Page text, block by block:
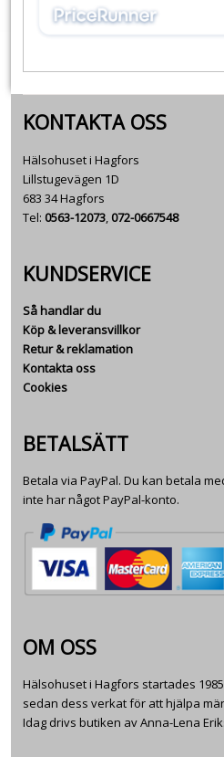
KONTAKTA OSS
Hälsohuset i Hagfors
Lillstugevägen 1D
683 34 Hagfors
Tel: 0563-12073,072-0667548
KUNDSERVICE
Så handlar du
Köp & leveransvillkor
Retur & reklamation
Kontakta oss
Cookies
BETALSÄTT
Betala via PayPal. Du kan betala
inte har något PayPal-konto.
OM OSS
Hälsohuset i Hagfors startades
sedan dess verkat för att hjälpa
Idag drivs butiken av Anna-Lena